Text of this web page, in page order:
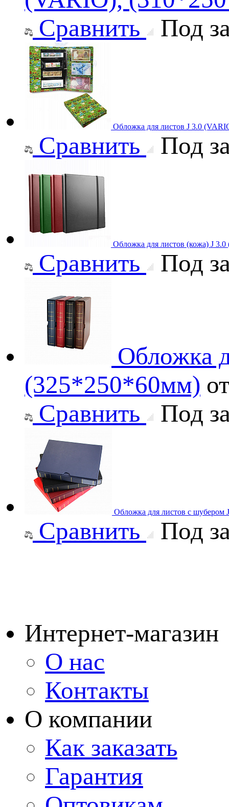
Сравнить
Под
Обложка для листов J 3.0
Сравнить Под
Обложка для листов (кожа) J
Сравнить Под
Обложка
(325*250*60мм)
Сравнить
Под
Обложка для листов с
Сравнить Под
Интернет-магазин
О нас
Контакты
О компании
Как заказать
Гарантия